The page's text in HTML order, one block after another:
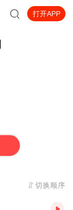
打开APP
切换顺序